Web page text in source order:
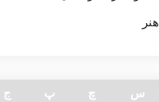
هنر
س چ پ ج